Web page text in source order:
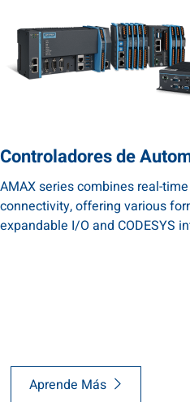
Controladores de
AMAX series combines real-
connectivity, offering various
expandable I/O and CODESYS
Aprende Más